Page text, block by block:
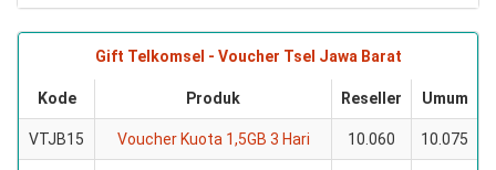
Gift Telkomsel - Voucher Tsel Jawa Barat
Kode Produk Reseller Umum
VTJB15 Voucher Kuota 1,5GB 3 Hari 10.060 10.075